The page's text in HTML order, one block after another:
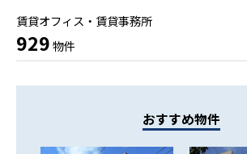
賃貸オフィス・賃貸事務所
929物件
おすすめ物件